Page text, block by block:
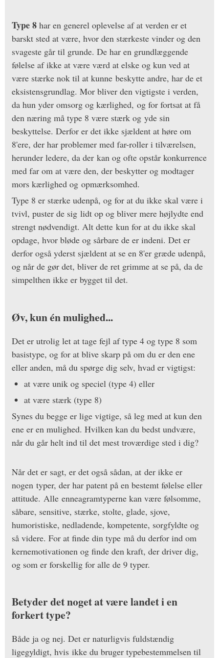
Type 8 har en generel oplevelse af at verden er et
barskt sted at være, hvor den stærkeste vinder og den
svageste går til grunde. De har en grundlæggende
følelse af ikke at være værd at elske og kun ved at
være stærke nok til at kunne beskytte andre, har de et
eksistensgrundlag. Mor bliver den vigtigste i verden,
da hun yder omsorg og kærlighed, og for fortsat at få
den næring må type 8 være stærk og yde sin
beskyttelse. Derfor er det ikke sjældent at høre om
8'ere, der har problemer med far-roller i tilværelsen,
herunder ledere, da der kan og ofte opstår konkurrence
med far om at være den, der beskytter og modtager
mors kærlighed og opmærksomhed.
Type 8 er stærke udenpå, og for at du ikke skal være i
tvivl, puster de sig lidt op og bliver mere højlydte end
strengt nødvendigt. Alt dette kun for at du ikke skal
opdage, hvor bløde og sårbare de er indeni. Det er
derfor også yderst sjældent at se en 8'er græde udenpå,
og når de gør det, bliver de ret grimme at se på, da de
simpelthen ikke er bygget til det.
Øv, kun én mulighed...
Det er utrolig let at tage fejl af type 4 og type 8 som
basistype, og for at blive skarp på om du er den ene
eller anden, må du spørge dig selv, hvad er vigtigst:
at være unik og speciel (type 4) eller
at være stærk (type 8)
Synes du begge er lige vigtige, så leg med at kun den
ene er en mulighed. Hvilken kan du bedst undvære,
når du går helt ind til det mest troværdige sted i dig?
Når det er sagt, er det også sådan, at der ikke er
nogen typer, der har patent på en bestemt følelse eller
attitude. Alle enneagramtyperne kan være følsomme,
såbare, sensitive, stærke, stolte, glade, sjove,
humoristiske, nedladende, kompetente, sorgfyldte og
så videre. For at finde din type må du derfor ind om
kernemotivationen og finde den kraft, der driver dig,
og som er forskellig for alle de 9 typer.
Betyder det noget at være landet i en
forkert type?
Både ja og nej. Det er naturligvis fuldstændig
ligegyldigt, hvis ikke du bruger typebestemmelsen til